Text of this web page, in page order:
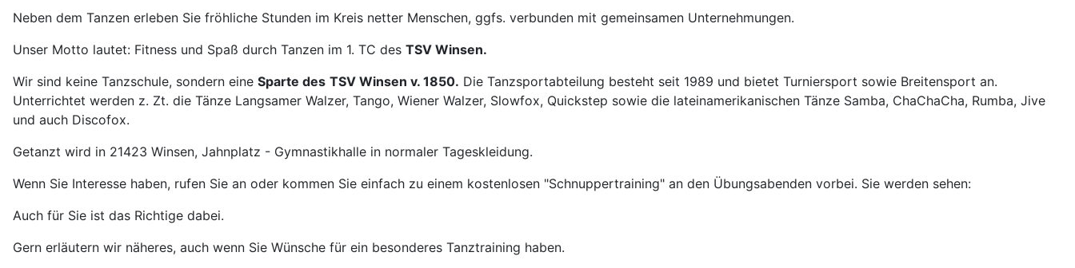
Neben dem Tanzen erleben Sie fröhliche Stunden im Kreis netter Menschen, ggfs. verbunden mit gemeinsamen Unternehmungen.
Unser Motto lautet: Fitness und Spaß durch Tanzen im 1. TC des TSV Winsen.
Wir sind keine Tanzschule, sondern eine Sparte des TSV Winsen v. 1850. Die Tanzsportabteilung besteht seit 1989 und bietet Turniersport sowie Breitensport an.
Unterrichtet werden z. Zt. die Tänze Langsamer Walzer, Tango, Wiener Walzer, Slowfox, Quickstep sowie die lateinamerikanischen Tänze Samba, ChaChaCha, Rumba, Jive
und auch Discofox.
Getanzt wird in 21423 Winsen, Jahnplatz - Gymnastikhalle in normaler Tageskleidung.
Wenn Sie Interesse haben, rufen Sie an oder kommen Sie einfach zu einem kostenlosen "Schnuppertraining" an den Übungsabenden vorbei. Sie werden sehen:
Auch für Sie ist das Richtige dabei.
Gern erläutern wir näheres, auch wenn Sie Wünsche für ein besonderes Tanztraining haben.